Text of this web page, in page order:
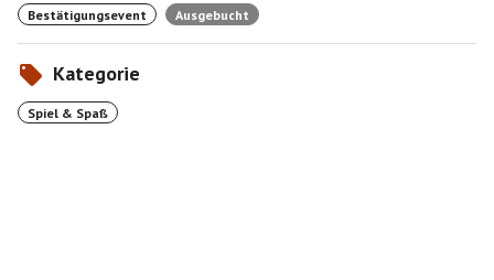
Bestätigungsevent Ausgebucht
Kategorie
Spiel & Spaß